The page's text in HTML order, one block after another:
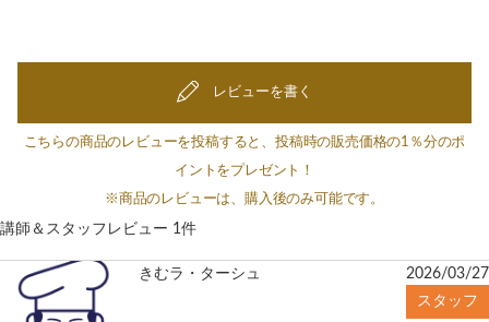
レビューを書く
こちらの商品のレビューを投稿すると、投稿時の販売価格の1％分のポ
イントをプレゼント！
※商品のレビューは、購入後のみ可能です。
講師＆スタッフレビュー 1件
きむラ・ターシュ
2026/03/27
スタッフ